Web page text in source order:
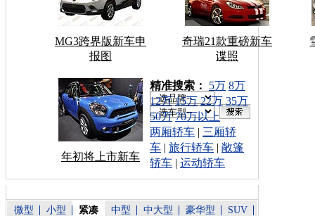
MG3跨界版新车申
报图
奇瑞21款重磅新车
谍照
年初将上市新车
车型搜索：
精准搜索： 5万 8万
12万 15万 22万 35万
50万 70万以上
两厢轿车 | 三厢轿
车 | 旅行轿车 | 敞篷
轿车 | 运动轿车
微型 小型 紧凑 中型 中大型 豪华型 SUV